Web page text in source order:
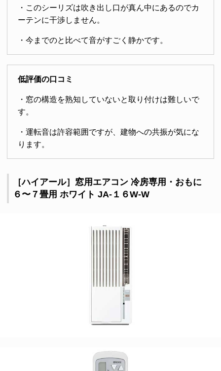
・このシーリズは吹き出し口が真ん中にあるのでカ
ーテンに干渉しません。
・今までのと比べて音がすごく静かです。
低評価の口コミ
・窓の構造を熟知していないと取り付けは難しいで
す。
・運転音は許容範囲ですが、建物への共振が気にな
ります。
［ハイアール］窓用エアコン 冷房専用・おもに
６〜７畳用 ホワイト JA-１６W-W